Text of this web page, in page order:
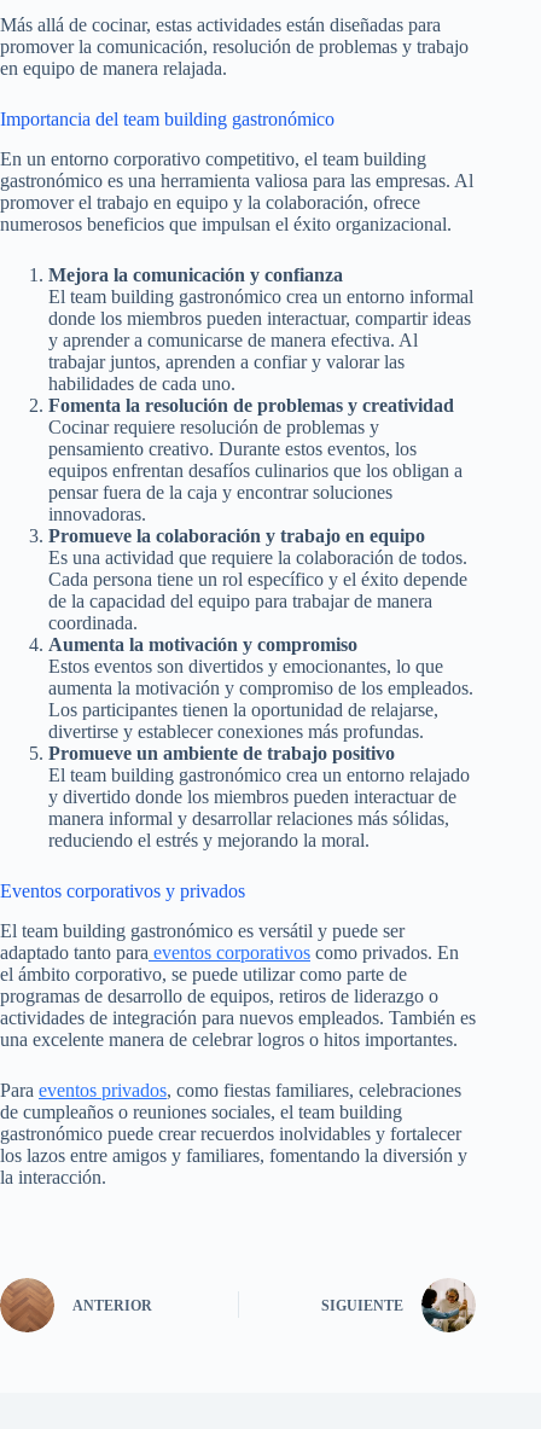
Más allá de cocinar, estas actividades están diseñadas para
promover la comunicación, resolución de problemas y trabajo
en equipo de manera relajada.
Importancia del team building gastronómico
En un entorno corporativo competitivo, el team building
gastronómico es una herramienta valiosa para las empresas. Al
promover el trabajo en equipo y la colaboración, ofrece
numerosos beneficios que impulsan el éxito organizacional.
Mejora la comunicación y confianza
El team building gastronómico crea un entorno informal
donde los miembros pueden interactuar, compartir ideas
y aprender a comunicarse de manera efectiva. Al
trabajar juntos, aprenden a confiar y valorar las
habilidades de cada uno.
Fomenta la resolución de problemas y creatividad
Cocinar requiere resolución de problemas y
pensamiento creativo. Durante estos eventos, los
equipos enfrentan desafíos culinarios que los obligan a
pensar fuera de la caja y encontrar soluciones
innovadoras.
Promueve la colaboración y trabajo en equipo
Es una actividad que requiere la colaboración de todos.
Cada persona tiene un rol específico y el éxito depende
de la capacidad del equipo para trabajar de manera
coordinada.
Aumenta la motivación y compromiso
Estos eventos son divertidos y emocionantes, lo que
aumenta la motivación y compromiso de los empleados.
Los participantes tienen la oportunidad de relajarse,
divertirse y establecer conexiones más profundas.
Promueve un ambiente de trabajo positivo
El team building gastronómico crea un entorno relajado
y divertido donde los miembros pueden interactuar de
manera informal y desarrollar relaciones más sólidas,
reduciendo el estrés y mejorando la moral.
Eventos corporativos y privados
El team building gastronómico es versátil y puede ser
adaptado tanto para eventos corporativos como privados. En
el ámbito corporativo, se puede utilizar como parte de
programas de desarrollo de equipos, retiros de liderazgo o
actividades de integración para nuevos empleados. También es
una excelente manera de celebrar logros o hitos importantes.
Para eventos privados, como fiestas familiares, celebraciones
de cumpleaños o reuniones sociales, el team building
gastronómico puede crear recuerdos inolvidables y fortalecer
los lazos entre amigos y familiares, fomentando la diversión y
la interacción.
ANTERIOR SIGUIENTE